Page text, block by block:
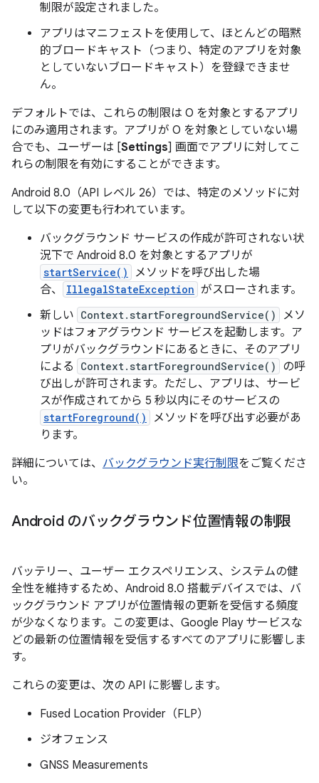
制限が設定されました。
アプリはマニフェストを使用して、ほとんどの暗黙
的ブロードキャスト（つまり、特定のアプリを対象
としていないブロードキャスト）を登録できませ
ん。
デフォルトでは、これらの制限は O を対象とするアプリ
にのみ適用されます。アプリが O を対象としていない場
合でも、ユーザーは [Settings] 画面でアプリに対してこ
れらの制限を有効にすることができます。
Android 8.0（API レベル 26）では、特定のメソッドに対
して以下の変更も行われています。
バックグラウンド サービスの作成が許可されない状
況下で Android 8.0 を対象とするアプリが
startService()
メソッドを呼び出した場
合、
IllegalStateException がスローされます。
新しい Context.startForegroundService()
メソ
ッドはフォアグラウンド サービスを起動します。ア
プリがバックグラウンドにあるときに、そのアプリ
による
Context.startForegroundService()
の呼
び出しが許可されます。ただし、アプリは、サービ
スが作成されてから 5 秒以内にそのサービスの
startForeground()
メソッドを呼び出す必要があ
ります。
詳細については、 バックグラウンド実行制限をご覧くださ
い。
Android のバックグラウンド位置情報の制限
バッテリー、ユーザー エクスペリエンス、システムの健
全性を維持するため、Android 8.0 搭載デバイスでは、バ
ックグラウンド アプリが位置情報の更新を受信する頻度
が少なくなります。この変更は、Google Play サービスな
どの最新の位置情報を受信するすべてのアプリに影響しま
す。
これらの変更は、次の API に影響します。
Fused Location Provider（FLP）
ジオフェンス
GNSS Measurements